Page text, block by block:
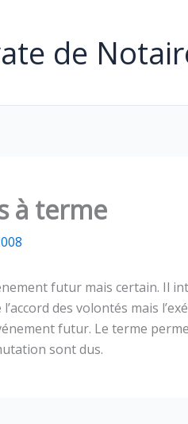
de
à terme
futur mais certain. Il
des volontés mais
futur. Le terme
sont dus.